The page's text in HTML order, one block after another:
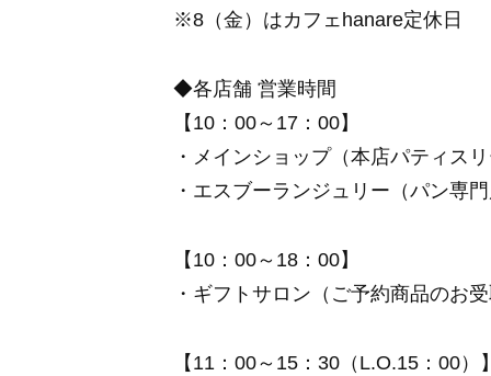
※8（金）はカフェhanare定休日
◆各店舗 営業時間
【10：00～17：00】
・メインショップ（本店パティス
・エスブーランジュリー（パン専
【10：00～18：00】
・ギフトサロン（ご予約商品のお
【11：00～15：30（L.O.15：00）